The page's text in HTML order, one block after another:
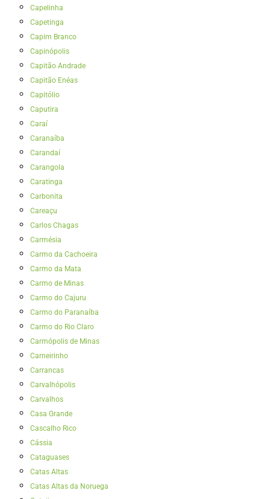
Capelinha
Capetinga
Capim Branco
Capinópolis
Capitão Andrade
Capitão Enéas
Capitólio
Caputira
Caraí
Caranaíba
Carandaí
Carangola
Caratinga
Carbonita
Careaçu
Carlos Chagas
Carmésia
Carmo da Cachoeira
Carmo da Mata
Carmo de Minas
Carmo do Cajuru
Carmo do Paranaíba
Carmo do Rio Claro
Carmópolis de Minas
Carneirinho
Carrancas
Carvalhópolis
Carvalhos
Casa Grande
Cascalho Rico
Cássia
Cataguases
Catas Altas
Catas Altas da Noruega